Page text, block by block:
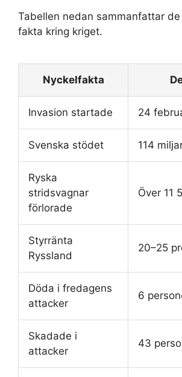
Tabellen nedan sammanfattar
fakta kring kriget.
Nyckelfakta
Invasion startade 24
Svenska stödet 114
Ryska
stridsvagnar
förlorade
Över 11
Styrränta
Ryssland
20–25
Döda i fredagens
attacker
6
Skadade i
attacker
43